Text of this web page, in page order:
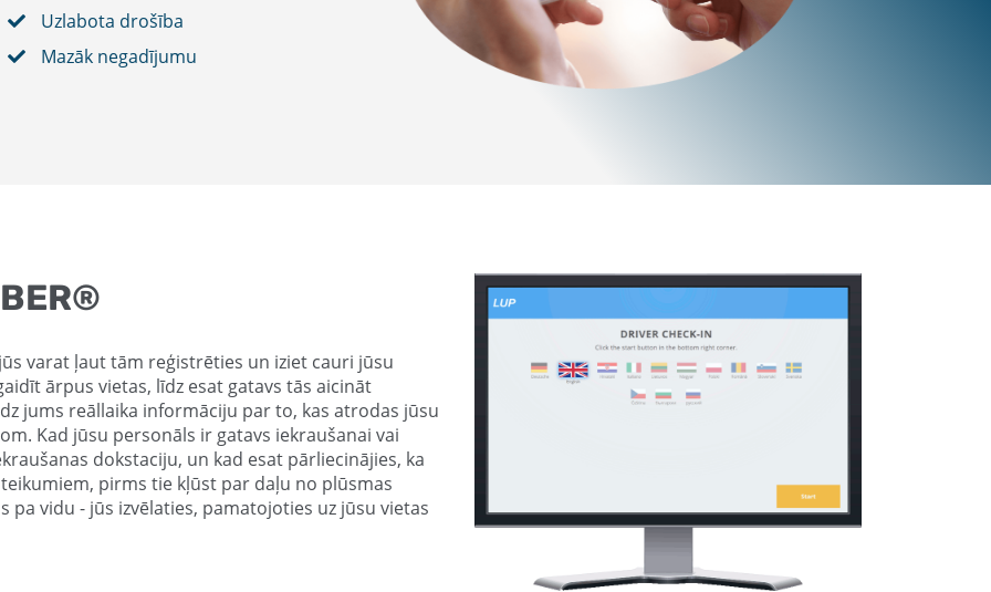
Uzlabota drošība
Mazāk negadījumu
varat ļaut tām reģistrēties un iziet cauri jūsu
ārpus vietas, līdz esat gatavs tās aicināt
jums reāllaika informāciju par to, kas atrodas jūsu
Kad jūsu personāls ir gatavs iekraušanai vai
dokstaciju, un kad esat pārliecinājies, ka
pirms tie kļūst par daļu no plūsmas
pa vidu - jūs izvēlaties, pamatojoties uz jūsu vietas